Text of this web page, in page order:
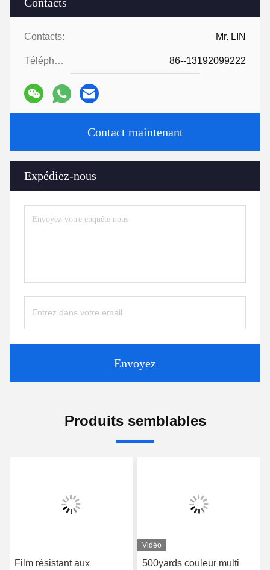
Contacts: Mr. LIN
Téléphone: 86--13192099222
Contact maintenant
Expédiez-nous
Envoyez
Produits semblables
Film résistant aux
Vidéo
500yards couleur multi